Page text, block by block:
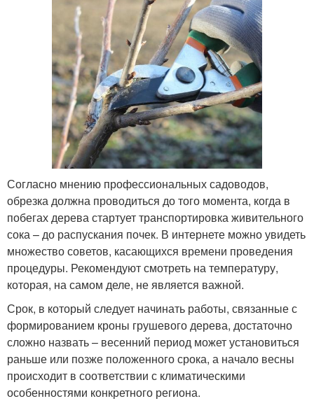
Согласно мнению профессиональных садоводов,
обрезка должна проводиться до того момента, когда в
побегах дерева стартует транспортировка живительного
сока – до распускания почек. В интернете можно увидеть
множество советов, касающихся времени проведения
процедуры. Рекомендуют смотреть на температуру,
которая, на самом деле, не является важной.
Срок, в который следует начинать работы, связанные с
формированием кроны грушевого дерева, достаточно
сложно назвать – весенний период может установиться
раньше или позже положенного срока, а начало весны
происходит в соответствии с климатическими
особенностями конкретного региона.